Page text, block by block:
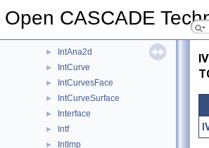
Open CASCADE
IMeshTools
► IntAna2d
► IntCurve
► IntCurvesFace
► IntCurveSurface
► Interface
► Intf
► IntImp